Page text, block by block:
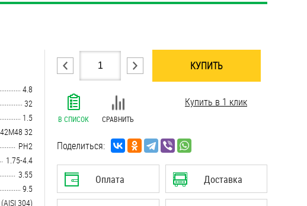
4.8
32
1.5
32
PH2
1.75-4.4
3.55
9.5
304)
КУПИТЬ
В СПИСОК СРАВНИТЬ
Купить в 1 клик
Поделиться:
Оплата Доставка